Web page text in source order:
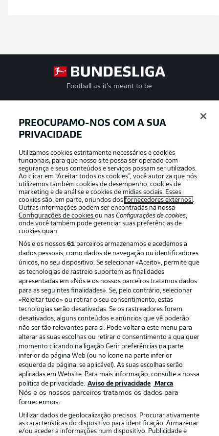
Football as it’s meant to be
APLICATIVO DA BUNDESLIGA
Oferecido por
Publicidade Avisos legais
Gerir preferências Aviso de privacidade
Emissoras
Trabalhe conosco Marca
Contato Jogadores
PREOCUPAMO-NOS COM A SUA
PRIVACIDADE
Utilizamos cookies estritamente necessários e cookies
funcionais, para que nosso site possa ser operado com
segurança e seus conteúdos e serviços possam ser utilizados.
Ao clicar em “Aceitar todos os cookies”, você autoriza que nós
utilizemos também cookies de desempenho, cookies de
marketing e de análise e cookies de mídias sociais. Esses
cookies são, em parte, oriundos dosfornecedores externos .
Outras informações podem ser encontradas na nossa
Configurações de cookiesou nasConfigurações de cookies,
onde você também pode gerenciar suas preferências de
cookies quan.
Nós e os nossos61 parceiros armazenamos e acedemos a
dados pessoais, como dados de navegação ou identificadores
únicos, no seu dispositivo. Se selecionar «Aceito», permite que
as tecnologias de rastreio suportem as finalidades
apresentadas em «Nós e os nossos parceiros tratamos dados
para as seguintes finalidades». Se, pelo contrário, selecionar
«Rejeitar tudo» ou retirar o seu consentimento, estas
tecnologias serão desativadas. Se os rastreadores forem
desativados, alguns conteúdos e anúncios que vê poderão
não ser tão relevantes para si. Pode voltar a este menu para
alterar as suas escolhas ou retirar o consentimento a qualquer
momento clicando na ligação Gerir preferências na parte
inferior da página Web (ou no ícone na parte inferior
esquerda da página, se aplicável). As suas escolhas serão
aplicadas em Website. Para mais informação, consulte a nossa
política de privacidade. Aviso de privacidade Marca
Nós e os nossos parceiros tratamos os dados para
fornecermos:
Utilizar dados de geolocalização precisos. Procurar ativamente
as características do dispositivo para identificação. Armazenar
e/ou aceder a informações num dispositivo. Publicidade e